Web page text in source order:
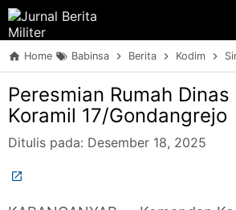
Home Babinsa Berita Kodim
Peresmian Rumah Dinas
Koramil 17/Gondangrejo
Ditulis pada: Desember 18, 2025